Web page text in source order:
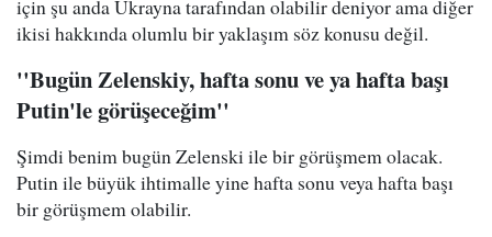
için şu anda Ukrayna tarafından olabilir deniyor ama diğer
ikisi hakkında olumlu bir yaklaşım söz konusu değil.
''Bugün Zelenskiy, hafta sonu ve ya hafta başı
Putin'le görüşeceğim''
Şimdi benim bugün Zelenski ile bir görüşmem olacak.
Putin ile büyük ihtimalle yine hafta sonu veya hafta başı
bir görüşmem olabilir.